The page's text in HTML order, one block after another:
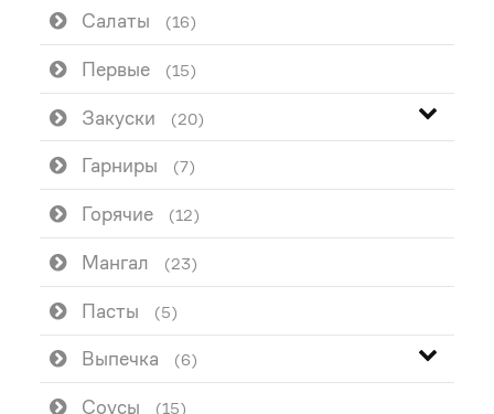
Салаты (16)
Первые (15)
Закуски (20)
Гарниры (7)
Горячие (12)
Мангал (23)
Пасты (5)
Выпечка (6)
Соусы (15)